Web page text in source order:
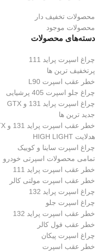
محصولات تخفیف دار
محصولات موجود
دسته‌های محصولات
چراغ اسپرت پراید 111
پرتخفیف ترین ها
خطر عقب اسپرت L90
چراغ جلو اسپرت 405 پرشیایی
چراغ اسپرت پراید 131 و GTX
جدید ترین ها
خطر عقب اسپرت پراید 131 و GTX
هدلایت HIGH LIGHT
چراغ اسپرت ساینا و کوییک
تمامی محصولات اسپرتی خودرو
خطر عقب اسپرت پراید 111
خطر عقب اسپرت مولتی کالر
چراغ اسپرت پراید 132
چراغ اسپرت جلو
خطر عقب اسپرت پراید 132
خطر عقب فول کالر
چراغ اسپرت پیکان
خطر عقب اسپرت